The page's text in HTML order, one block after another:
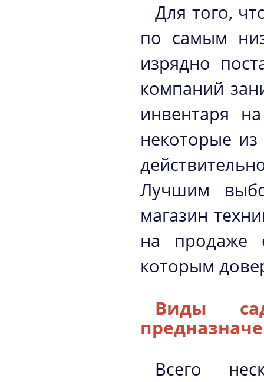
Для того,
по самым
изрядно
компаний
инвентаря
некоторые
Лучшим
магазин
на продаже
которым
Виды
Всего